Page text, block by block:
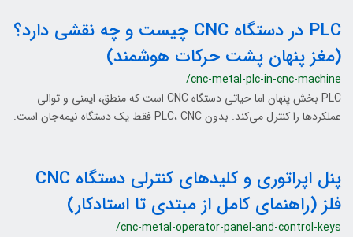
PLC در دستگاه CNC چیست و چه نقشی دارد؟
(مغز پنهان پشت حرکات هوشمند)
/cnc-metal-plc-in-cnc-machine
PLC بخش پنهان اما حیاتی دستگاه CNC است که منطق، ایمنی و توالی
عملکردها را کنترل می‌کند. بدون PLC، CNC فقط یک دستگاه نیمه‌جان است.
پنل اپراتوری و کلیدهای کنترلی دستگاه CNC
فلز (راهنمای کامل از مبتدی تا استادکار)
/cnc-metal-operator-panel-and-control-keys